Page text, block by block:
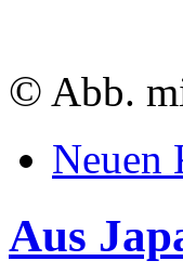
© Abb.
Neuen
Aus